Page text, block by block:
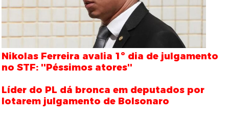
Nikolas Ferreira avalia 1º dia de julgamento
no STF: ''Péssimos atores''
Líder do PL dá bronca em deputados por
lotarem julgamento de Bolsonaro